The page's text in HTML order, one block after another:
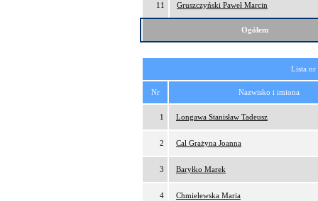
11 Gruszczyński Paweł Marcin
Ogółem
Lista
Nr Nazwisko i imiona
1 Longawa Stanisław Tadeusz
2 Cal Grażyna Joanna
3 Baryłko Marek
4 Chmielewska Maria